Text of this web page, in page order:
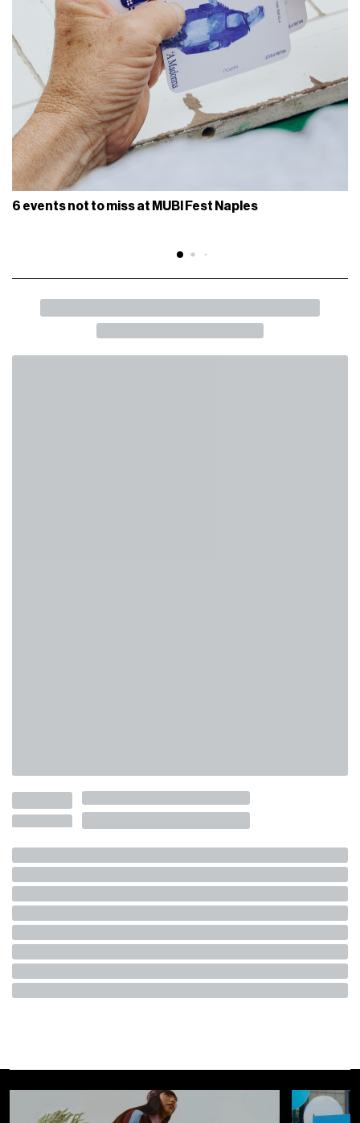
6 events not to miss at MUBI Fest Naples